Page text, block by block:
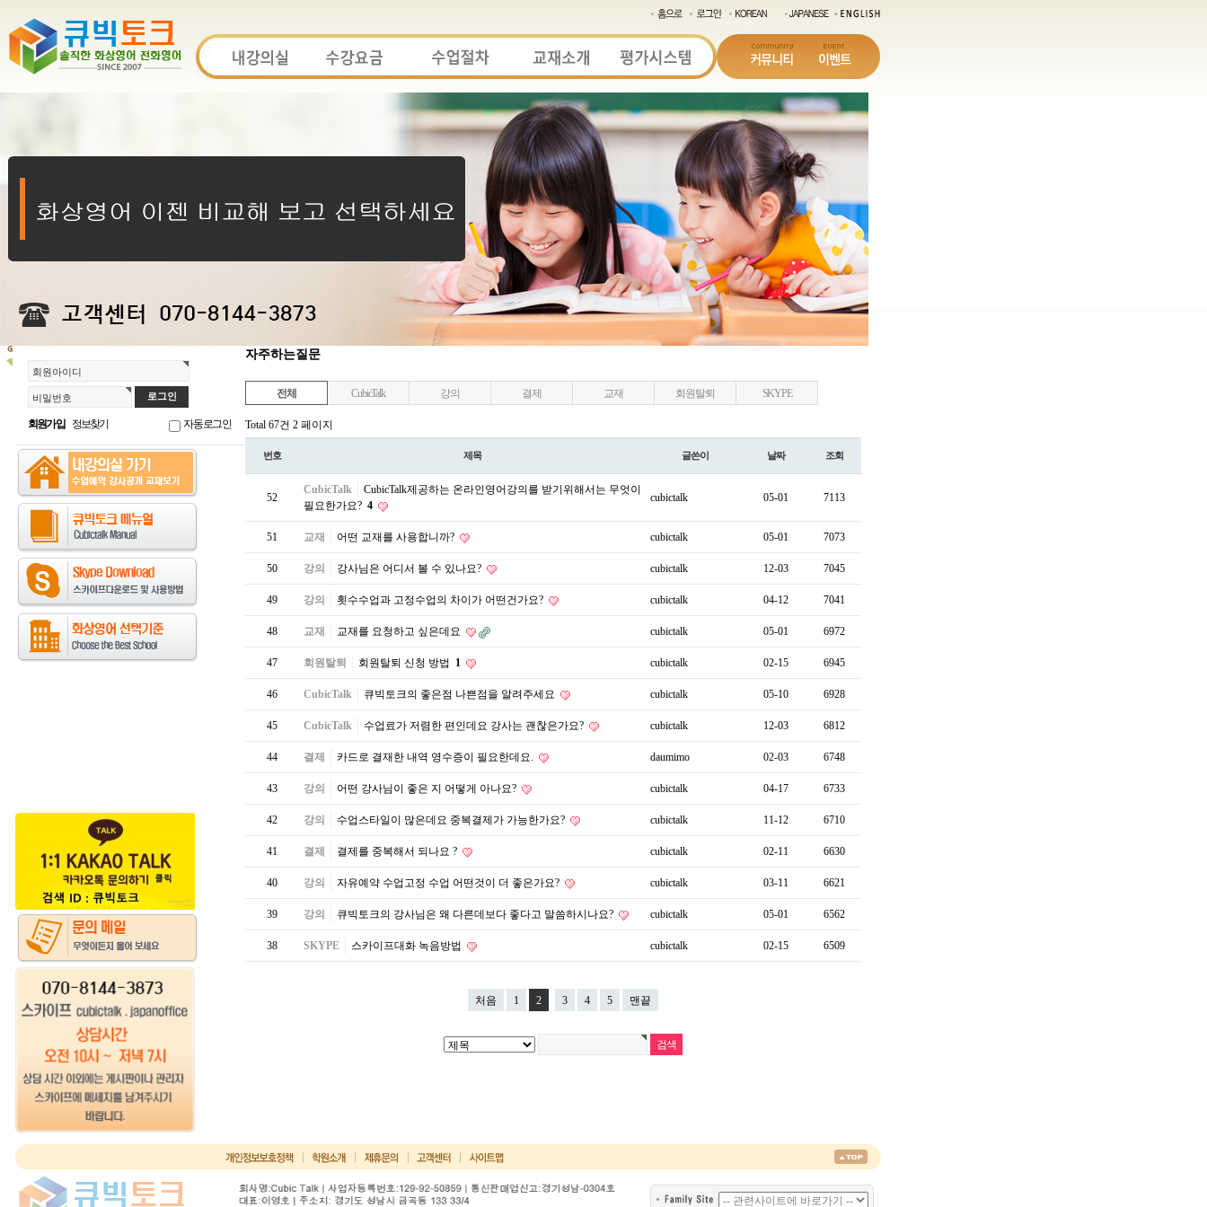
회원아이디
비밀번호
회원가입 정보찾기 자동로그인
자주하는질문
전체 CubicTalk 강의 결제 교재 회원탈퇴 SKYPE
Total 67건 2 페이지
번호 제목 글쓴이 날짜 조회
52
CubicTalk
CubicTalk제공하는 온라인영어강의를 받기위해서는 무엇이
필요한가요? 4
cubictalk 05-01 7113
51 교재 어떤 교재를 사용합니까? cubictalk 05-01 7073
50 강의 강사님은 어디서 볼 수 있나요? cubictalk 12-03 7045
49 강의 횟수수업과 고정수업의 차이가 어떤건가요? cubictalk 04-12 7041
48 교재 교재를 요청하고 싶은데요 cubictalk 05-01 6972
47 회원탈퇴 회원탈퇴 신청 방법 1 cubictalk 02-15 6945
46 CubicTalk 큐빅토크의 좋은점 나쁜점을 알려주세요 cubictalk 05-10 6928
45 CubicTalk 수업료가 저렴한 편인데요 강사는 괜찮은가요? cubictalk 12-03 6812
44 결제 카드로 결재한 내역 영수증이 필요한데요. daumimo 02-03 6748
43 강의 어떤 강사님이 좋은 지 어떻게 아나요? cubictalk 04-17 6733
42 강의 수업스타일이 많은데요 중복결제가 가능한가요? cubictalk 11-12 6710
41 결제 결제를 중복해서 되나요 ? cubictalk 02-11 6630
40 강의 자유예약 수업고정 수업 어떤것이 더 좋은가요? cubictalk 03-11 6621
39 강의 큐빅토크의 강사님은 왜 다른데보다 좋다고 말씀하시나요? cubictalk 05-01 6562
38 SKYPE 스카이프대화 녹음방법 cubictalk 02-15 6509
처음 1 2 3 4 5 맨끝